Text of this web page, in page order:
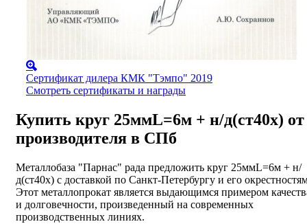
Сертификат дилера КМК "Тэмпо" 2019
Смотреть сертификаты и награды
Купить круг 25ммL=6м + н/д(ст40х) от
производителя в СПб
Металлобаза "Парнас" рада предложить круг 25ммL=6м + н/
д(ст40х) с доставкой по Санкт-Петербургу и его
Этот металлопрокат является выдающимся примером
и долговечности, произведенный на современных
производственных линиях.